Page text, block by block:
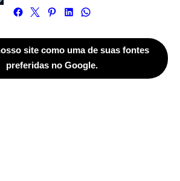
site como uma de suas fontes
preferidas no Google.